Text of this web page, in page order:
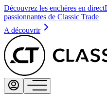
Découvrez les enchères en direct
passionnantes de Classic Trade
A découvrir